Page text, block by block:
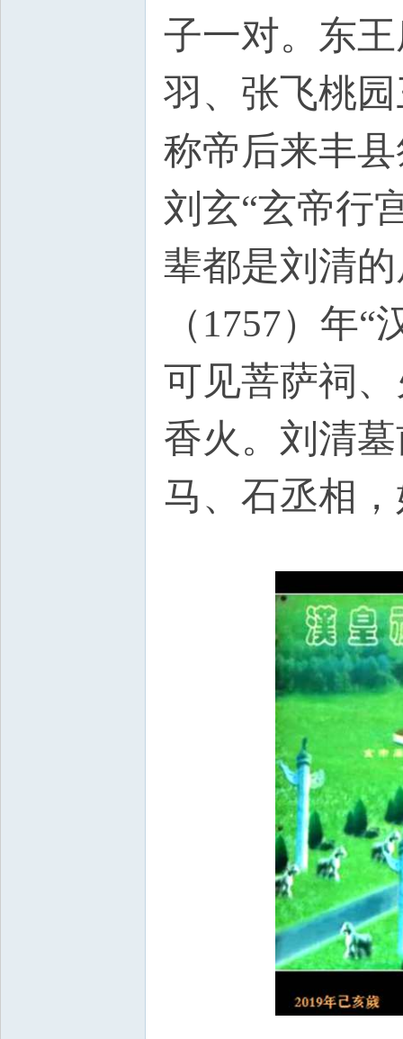
子一对。东
羽、张飞桃
称帝后来丰
刘玄“玄帝行
辈都是刘清
（1757）年
可见菩萨祠
香火。刘清
马、石丞相